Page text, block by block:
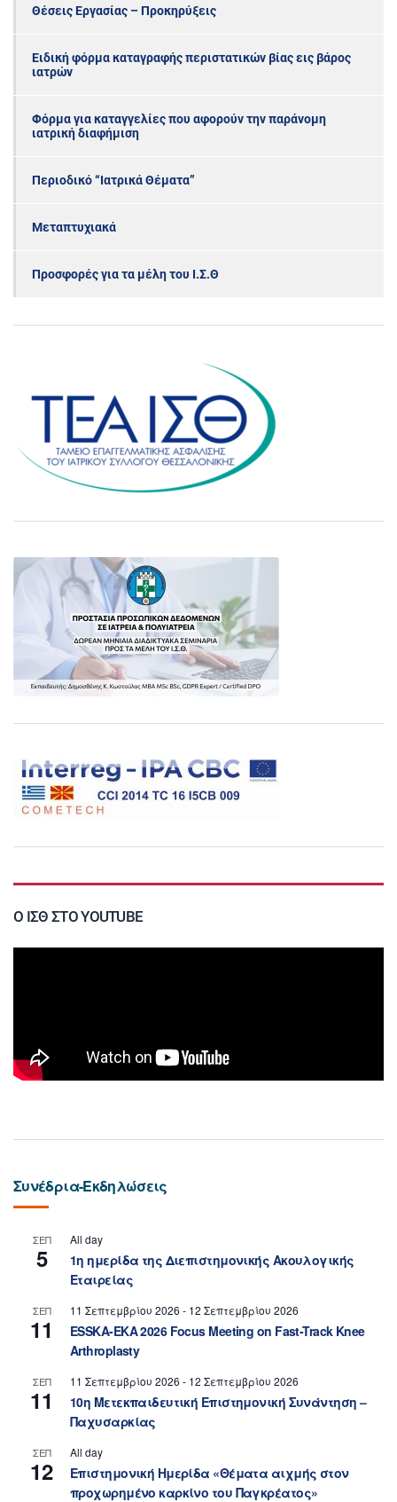
Θέσεις Εργασίας – Προκηρύξεις
Ειδική φόρμα καταγραφής περιστατικών βίας εις βάρος
ιατρών
Φόρμα για καταγγελίες που αφορούν την παράνομη
ιατρική διαφήμιση
Περιοδικό “Ιατρικά Θέματα”
Μεταπτυχιακά
Προσφορές για τα μέλη του Ι.Σ.Θ
Ο ΙΣΘ ΣΤΟ YOUTUBE
Συνέδρια-Εκδηλώσεις
ΣΕΠ
5
All day
1η ημερίδα της Διεπιστημονικής Ακουλογικής
Εταιρείας
ΣΕΠ
11
11 Σεπτεμβρίου 2026 - 12 Σεπτεμβρίου 2026
ESSKA-EKA 2026 Focus Meeting on Fast-Track Knee
Arthroplasty
ΣΕΠ
11
11 Σεπτεμβρίου 2026 - 12 Σεπτεμβρίου 2026
10η Μετεκπαιδευτική Επιστημονική Συνάντηση –
Παχυσαρκίας
ΣΕΠ
12
All day
Επιστημονική Ημερίδα «Θέματα αιχμής στον
προχωρημένο καρκίνο του Παγκρέατος»